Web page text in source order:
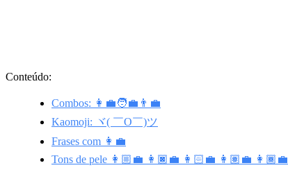
Conteúdo:
Combos: 👩‍💼🧑‍💼👨‍💼
Kaomoji: ヾ( ￣O￣)ツ
Frases com 👩‍💼
Tons de pele 👩🏼‍💼 👩🏿‍💼 👩🏻‍💼 👩🏽‍💼 👩🏾‍💼